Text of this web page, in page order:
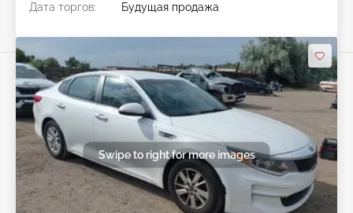
Дата торгов:
Будущая продажа
Swipe to right for more images